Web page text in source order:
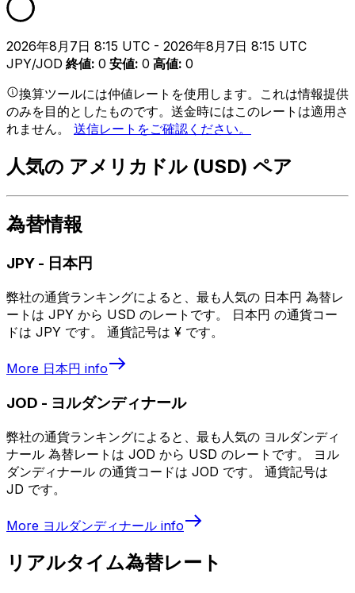
2026年8月7日 8:15 UTC - 2026年8月7日 8:15 UTC
JPY/JOD 終値: 0 安値: 0 高値: 0
換算ツールには仲値レートを使用します。これは情報提供
のみを目的としたものです。送金時にはこのレートは適用さ
れません。 送信レートをご確認ください。
人気の アメリカドル (USD) ペア
為替情報
JPY - 日本円
弊社の通貨ランキングによると、最も人気の 日本円 為替レ
ートは JPY から USD のレートです。 日本円 の通貨コー
ドは JPY です。 通貨記号は ¥ です。
More 日本円 info
JOD - ヨルダンディナール
弊社の通貨ランキングによると、最も人気の ヨルダンディ
ナール 為替レートは JOD から USD のレートです。 ヨル
ダンディナール の通貨コードは JOD です。 通貨記号は
JD です。
More ヨルダンディナール info
リアルタイム為替レート